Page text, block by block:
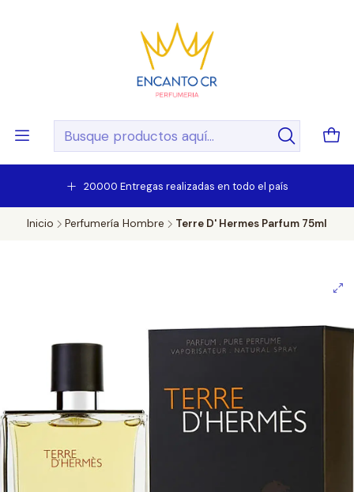
20.000 Entregas realizadas en todo el país
Inicio Perfumería Hombre Terre D' Hermes Parfum 75ml